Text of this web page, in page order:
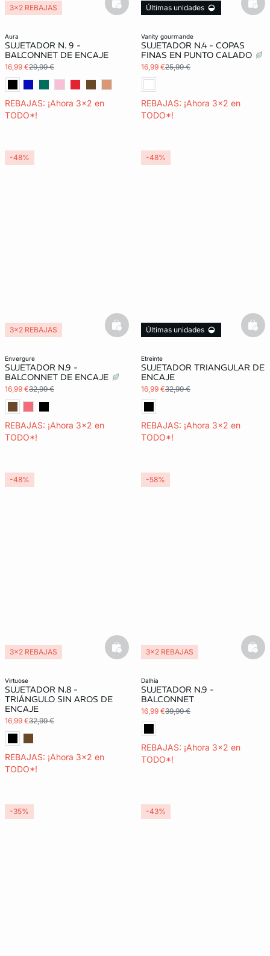
aura
SUJETADOR N. 9 -
BALCONNET DE ENCAJE
16,99 €29,99 €
REBAJAS: ¡Ahora 3x2 en
TODO*!
3x2 REBAJAS basketfull
vanity gourmande
SUJETADOR N.4 - COPAS
FINAS EN PUNTO CALADO
16,99 €25,99 €
REBAJAS: ¡Ahora 3x2 en
TODO*!
Últimas unidades
envergure
SUJETADOR N.9 -
BALCONNET DE ENCAJE
16,99 €32,99 €
REBAJAS: ¡Ahora 3x2 en
TODO*!
3x2 REBAJAS basketfull
-48%
etreinte
SUJETADOR TRIANGULAR DE
ENCAJE
16,99 €32,99 €
REBAJAS: ¡Ahora 3x2 en
TODO*!
Últimas unidades
-48%
virtuose
SUJETADOR N.8 -
TRIÁNGULO SIN AROS DE
ENCAJE
16,99 €32,99 €
REBAJAS: ¡Ahora 3x2 en
TODO*!
3x2 REBAJAS basketfull
-48%
dalhia
SUJETADOR N.9 -
BALCONNET
16,99 €39,99 €
REBAJAS: ¡Ahora 3x2 en
TODO*!
3x2 REBAJAS
-58%
-35% -43%